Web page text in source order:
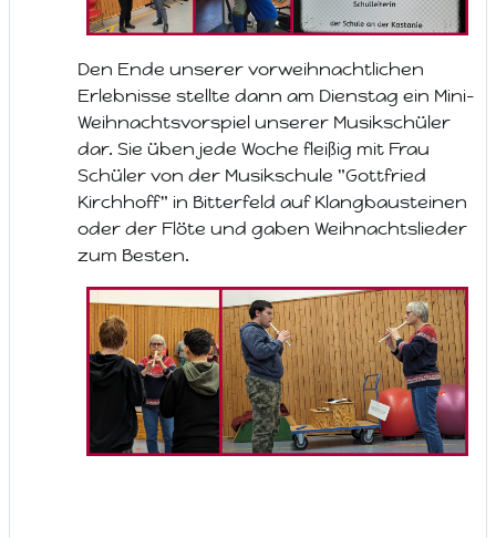
Den Ende unserer vorweihnachtlichen
Erlebnisse stellte dann am Dienstag ein Mini-
Weihnachtsvorspiel unserer Musikschüler
dar. Sie üben jede Woche fleißig mit Frau
Schüler von der Musikschule "Gottfried
Kirchhoff" in Bitterfeld auf Klangbausteinen
oder der Flöte und gaben Weihnachtslieder
zum Besten.